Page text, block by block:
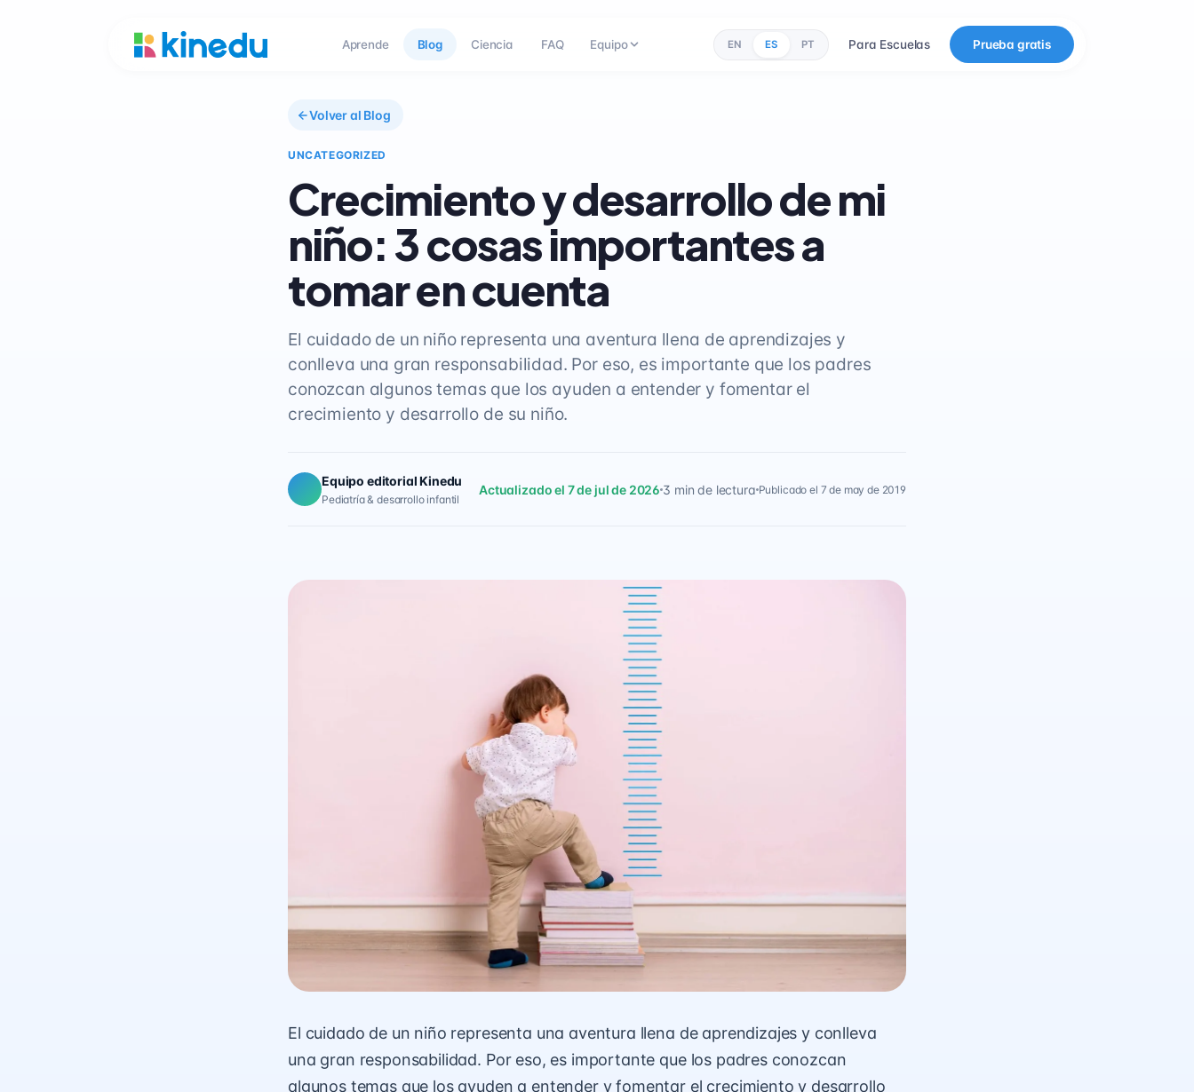
Aprende Blog Ciencia FAQ Equipo EN ES PT Para Escuelas Prueba gratis
Volver al Blog
UNCATEGORIZED
Crecimiento y desarrollo de mi
niño: 3 cosas importantes a
tomar en cuenta
El cuidado de un niño representa una aventura llena de aprendizajes y
conlleva una gran responsabilidad. Por eso, es importante que los padres
conozcan algunos temas que los ayuden a entender y fomentar el
crecimiento y desarrollo de su niño.
Equipo editorial Kinedu
Pediatría & desarrollo infantil
Actualizado el 7 de jul de 2026 3 min de lectura Publicado el 7 de may de 2019
El cuidado de un niño representa una aventura llena de aprendizajes y conlleva
una gran responsabilidad. Por eso, es importante que los padres conozcan
algunos temas que los ayuden a entender y fomentar el crecimiento y desarrollo